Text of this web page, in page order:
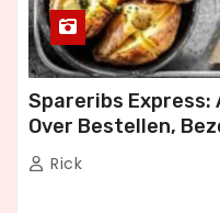
Spareribs Express:
Over Bestellen,
Rick